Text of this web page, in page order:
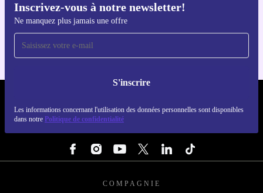
Inscrivez-vous à notre newsletter!
Ne manquez plus jamais une offre
S'inscrire
Les informations concernant l'utilisation des données personnelles sont disponibles
dans notre Politique de confidentialité
Téléchargez l'application refurbed
Pour iOS et Android
COMPAGNIE